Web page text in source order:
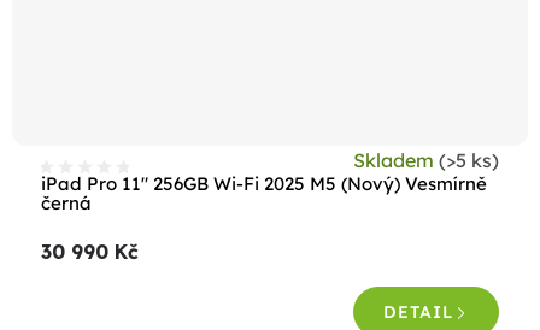
iPad Pro 11" 256GB Wi-Fi 2025 M5 (Nový) Vesmírně
černá
Skladem (>5 ks)
30 990 Kč
DETAIL